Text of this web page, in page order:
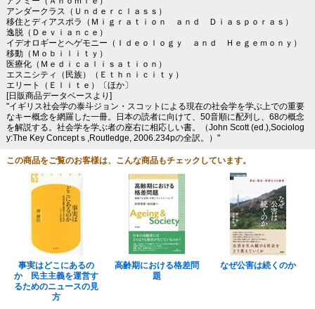
アンダークラス（Ｕｎｄｅｒｃｌａｓｓ）
移住とディアスポラ（Ｍｉｇｒａｔｉｏｎ ａｎｄ Ｄｉａｓｐｏｒａｓ）
逸脱（Ｄｅｖｉａｎｃｅ）
イデオロギーとヘゲモニー（Ｉｄｅｏｌｏｇｙ ａｎｄ Ｈｅｇｅｍｏｎｙ）
移動（Ｍｏｂｉｌｉｔｙ）
医療化（Ｍｅｄｉｃａｌｉｓａｔｉｏｎ）
エスニシティ（民族）（Ｅｔｈｎｉｃｉｔｙ）
エリート（Ｅｌｉｔｅ）〔ほか〕
[日販商品データベースより]
"イギリス社会学の泰斗ジョン・スコットによる現在の社会学を学ぶ上での重要
なキー概念を網羅した一冊。日本の読者に向けて、50音順に配列し、68の概念
を解説する。社会学を学ぶ者の座右に相応しい書。（John Scott (ed.),Sociolog
y:The Key Conceptｓ,Routledge, 2006.234pの全訳。）"
この商品をご覧のお客様は、こんな商品もチェックしています。
事実はどこにあるの
か 民主主義を運営す
るためのニュースの見
方
高齢期における格差問
題
なぜ公害は続くのか